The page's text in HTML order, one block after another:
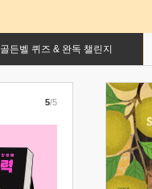
골든벨 퀴즈 & 완독 챌린지
5/5